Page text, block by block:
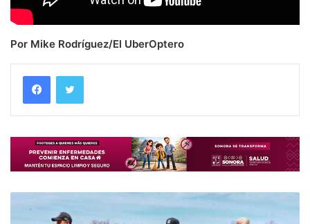
Por Mike Rodríguez/El UberOptero